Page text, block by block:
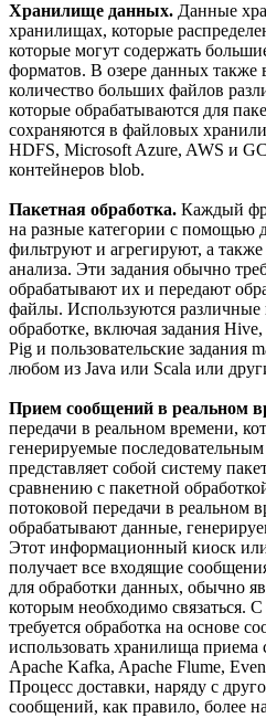
Хранилище данных. Данные
хранилищах, которые
которые могут содержать
форматов. В озере данных также
количество больших файлов
которые обрабатываются для
сохраняются в файловых
HDFS, Microsoft Azure, AWS и
контейнеров blob.
Пакетная обработка. Каждый
на разные категории с помощью
фильтруют и агрегируют, а
анализа. Эти задания обычно
обрабатывают их и передают
файлы. Используются различные
обработке, включая задания
Pig и пользовательские задания
любом из Java или Scala или
Прием сообщений в реальном
передачи в реальном времени,
генерируемые
представляет собой систему
сравнению с пакетной
потоковой передачи в реальном
обрабатывают данные,
Этот информационный киоск
получает все входящие
для обработки данных, обычно
которым необходимо связаться.
требуется обработка на основе
использовать хранилища приема
Apache Kafka, Apache Flume,
Процесс доставки, наряду с
сообщений, как правило, более